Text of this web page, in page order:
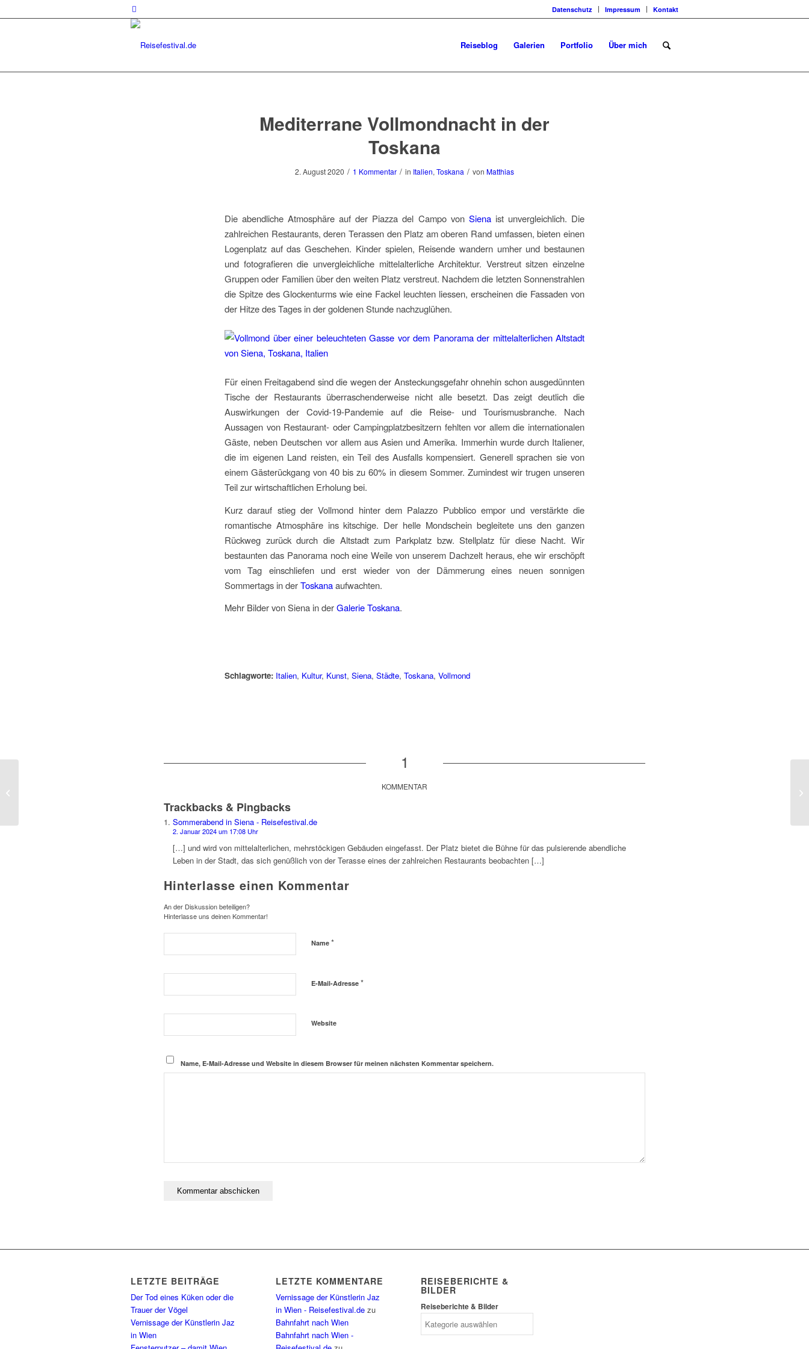
Datenschutz Impressum Kontakt
Reiseblog Galerien Portfolio Über mich
Mediterrane Vollmondnacht in der
Toskana
2. August 2020 / 1 Kommentar / in Italien, Toskana / von Matthias
Die abendliche Atmosphäre auf der Piazza del Campo von Sienaist unvergleichlich. Die
zahlreichen Restaurants, deren Terassen den Platz am oberen Rand umfassen, bieten einen
Logenplatz auf das Geschehen. Kinder spielen, Reisende wandern umher und bestaunen
und fotografieren die unvergleichliche mittelalterliche Architektur. Verstreut sitzen einzelne
Gruppen oder Familien über den weiten Platz verstreut. Nachdem die letzten Sonnenstrahlen
die Spitze des Glockenturms wie eine Fackel leuchten liessen, erscheinen die Fassaden von
der Hitze des Tages in der goldenen Stunde nachzuglühen.
Für einen Freitagabend sind die wegen der Ansteckungsgefahr ohnehin schon ausgedünnten
Tische der Restaurants überraschenderweise nicht alle besetzt. Das zeigt deutlich die
Auswirkungen der Covid-19-Pandemie auf die Reise- und Tourismusbranche. Nach
Aussagen von Restaurant- oder Campingplatzbesitzern fehlten vor allem die internationalen
Gäste, neben Deutschen vor allem aus Asien und Amerika. Immerhin wurde durch Italiener,
die im eigenen Land reisten, ein Teil des Ausfalls kompensiert. Generell sprachen sie von
einem Gästerückgang von 40 bis zu 60% in diesem Sommer. Zumindest wir trugen unseren
Teil zur wirtschaftlichen Erholung bei.
Kurz darauf stieg der Vollmond hinter dem Palazzo Pubblico empor und verstärkte die
romantische Atmosphäre ins kitschige. Der helle Mondschein begleitete uns den ganzen
Rückweg zurück durch die Altstadt zum Parkplatz bzw. Stellplatz für diese Nacht. Wir
bestaunten das Panorama noch eine Weile von unserem Dachzelt heraus, ehe wir erschöpft
vom Tag einschliefen und erst wieder von der Dämmerung eines neuen sonnigen
Sommertags in derToskanaaufwachten.
Mehr Bilder von Siena in derGalerie Toskana.
Schlagworte: Italien, Kultur, Kunst, Siena, Städte, Toskana, Vollmond
1
KOMMENTAR
Trackbacks & Pingbacks
Sommerabend in Siena - Reisefestival.de
2. Januar 2024 um 17:08 Uhr
[…] und wird von mittelalterlichen, mehrstöckigen Gebäuden eingefasst. Der Platz bietet die Bühne für das pulsierende abendliche
Leben in der Stadt, das sich genüßlich von der Terasse eines der zahlreichen Restaurants beobachten […]
Hinterlasse einen Kommentar
An der Diskussion beteiligen?
Hinterlasse uns deinen Kommentar!
Name *
E-Mail-Adresse *
Website
Name, E-Mail-Adresse und Website in diesem Browser für meinen nächsten Kommentar speichern.
LETZTE BEITRÄGE
Der Tod eines Küken oder die
Trauer der Vögel
Vernissage der Künstlerin Jaz
in Wien
LETZTE KOMMENTARE
Vernissage der Künstlerin Jaz
in Wien - Reisefestival.de zu
Bahnfahrt nach Wien
Bahnfahrt nach Wien -
REISEBERICHTE &
BILDER
Reiseberichte & Bilder